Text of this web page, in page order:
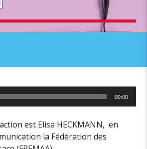
00:00
est Elisa HECKMANN, en
la Fédération des